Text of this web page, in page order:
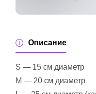
Описание
S — 15 см диаметр
M — 20 см диаметр